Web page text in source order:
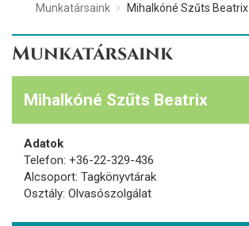
Munkatársaink Mihalkóné Szűts Beatrix
Munkatársaink
Mihalkóné Szűts Beatrix
Adatok
Telefon: +36-22-329-436
Alcsoport: Tagkönyvtárak
Osztály: Olvasószolgálat